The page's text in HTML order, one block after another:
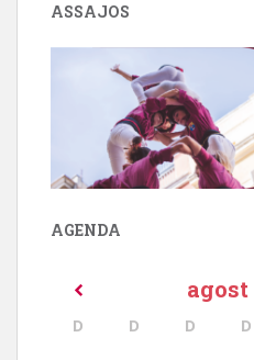
ASSAJOS
AGENDA
agost
D D D D